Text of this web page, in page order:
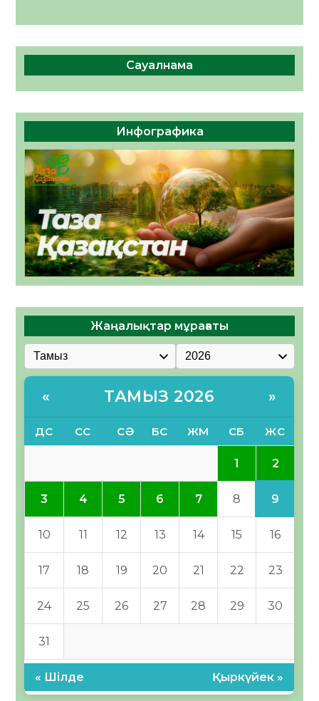
Сауалнама
Инфографика
Жаңалықтар мұрағаты
« ТАМЫЗ 2026 »
ДС СС СӘ БС ЖМ СБ ЖС
1 2
3 4 5 6 7 8 9
10 11 12 13 14 15 16
17 18 19 20 21 22 23
24 25 26 27 28 29 30
31
« Шілде Қыркүйек »